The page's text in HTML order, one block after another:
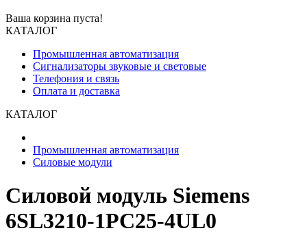
Ваша корзина пуста!
КАТАЛОГ
Промышленная автоматизация
Сигнализаторы звуковые и световые
Телефония и связь
Оплата и доставка
КАТАЛОГ
Промышленная автоматизация
Силовые модули
Силовой модуль Siemens
6SL3210-1PC25-4UL0